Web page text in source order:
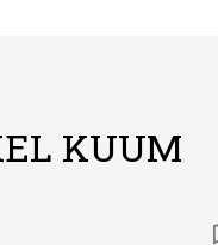
KUUM